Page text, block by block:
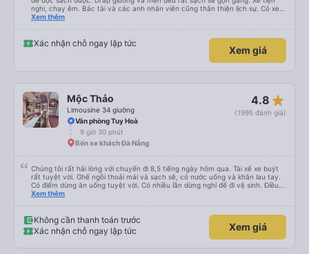
nghi, chạy êm. Bác tài và các anh nhân viên cũng thân thiện lịch sự. Có xe
trung chuyển về nội thành thành phố tuy hoà rất tiện. Giá vé hợp lý. Nói
Xem thêm
Xác nhận chỗ ngay lập tức
Xem giá
Mộc Thảo
Limousine 34 giường
4.8 star_rate
(1995 đánh giá)
Văn phòng Tuy Hoà
9 giờ 30 phút
Bến xe khách Đà Nẵng
Chúng tôi rất hài lòng với chuyến đi 8,5 tiếng ngày hôm qua. Tài xế xe buýt
rất tuyệt vời. Ghế ngồi thoải mái và sạch sẽ, có nước uống và khăn lau tay.
Có điểm dừng ăn uống tuyệt vời. Có nhiều lần dừng nghỉ để đi vệ sinh. Điều
duy nhất tôi muốn đề xuất để cải thiện là cho phép thanh toán bằng thẻ
Xem thêm
Không cần thanh toán trước
Xác nhận chỗ ngay lập tức
Xem giá